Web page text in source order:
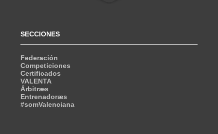
SECCIONES
Federación
Competiciones
Certificados
VALENTA
Árbitræs
Entrenadoræs
#somValenciana